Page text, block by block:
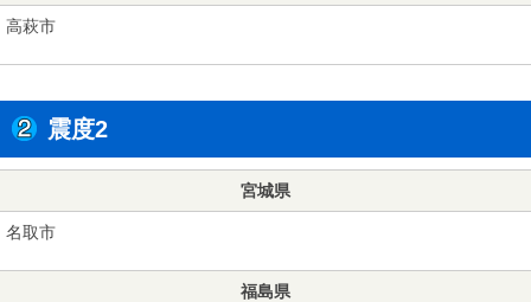
高萩市
震度2
宮城県
名取市
福島県